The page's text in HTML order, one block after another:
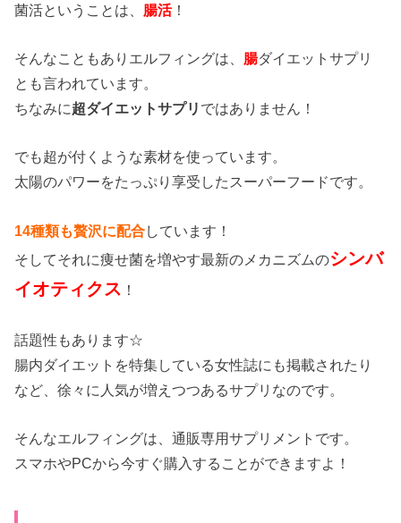
菌活ということは、 腸活！
そんなこともありエルフィングは、 腸ダイエットサプリ
とも言われています。
ちなみに超ダイエットサプリ ではありません！
でも超が付くような素材を使っています。
太陽のパワーをたっぷり享受したスーパーフードです。
14種類も贅沢に配合しています！
そしてそれに痩せ菌を増やす最新のメカニズムのシンバ
イオティクス ！
話題性もあります☆
腸内ダイエットを特集している女性誌にも掲載されたり
など、徐々に人気が増えつつあるサプリなのです。
そんなエルフィングは、通販専用サプリメントです。
スマホやPCから今すぐ購入することができますよ！